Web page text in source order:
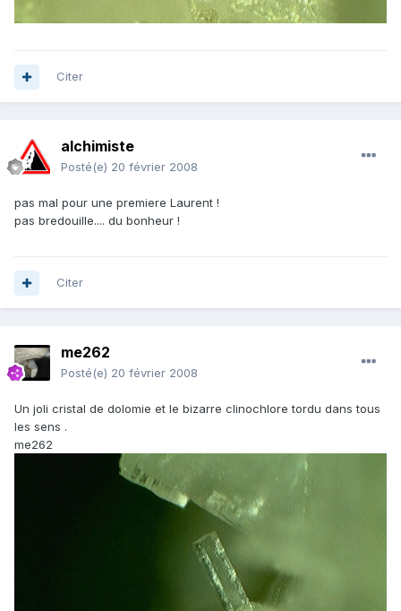
Citer
alchimiste
Posté(e) 20 février 2008
pas mal pour une premiere Laurent !
pas bredouille.... du bonheur !
Citer
me262
Posté(e) 20 février 2008
Un joli cristal de dolomie et le bizarre clinochlore tordu dans tous
les sens .
me262